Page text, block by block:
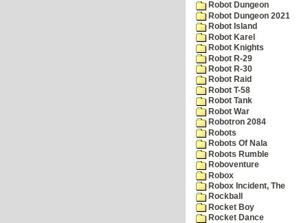
Robot Dungeon
Robot Dungeon 2021
Robot Island
Robot Karel
Robot Knights
Robot R-29
Robot R-30
Robot Raid
Robot T-58
Robot Tank
Robot War
Robotron 2084
Robots
Robots Of Nala
Robots Rumble
Roboventure
Robox
Robox Incident, The
Rockball
Rocket Boy
Rocket Dance